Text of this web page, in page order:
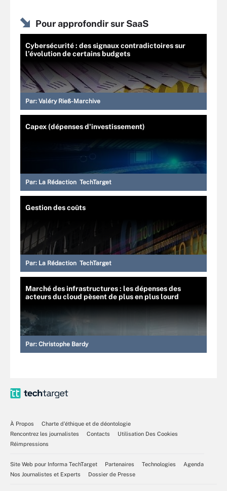
Pour approfondir sur SaaS
Cybersécurité : des signaux contradictoires sur
l’évolution de certains budgets
Par: Valéry Rieß-Marchive
Capex (dépenses d'investissement)
Par: La Rédaction TechTarget
Gestion des coûts
Par: La Rédaction TechTarget
Marché des infrastructures : les dépenses des
acteurs du cloud pèsent de plus en plus lourd
Par: Christophe Bardy
À Propos
Charte d’éthique et de déontologie
Rencontrez les journalistes
Contacts
Utilisation Des Cookies
Réimpressions
Site Web pour Informa TechTarget Partenaires Technologies
Agenda
Nos Journalistes et Experts
Dossier de Presse